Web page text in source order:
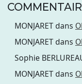
MONJARETdans
MONJARETdans
Sophie
MONJARETdans